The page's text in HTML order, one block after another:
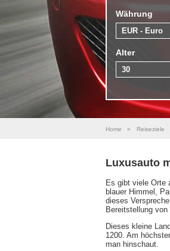
Währung
Alter
Home » Reiseziele
Luxusauto
Es gibt viele Orte
blauer Himmel,
dieses
Bereitstellung
Dieses kleine
1200. Am
man hinschaut.